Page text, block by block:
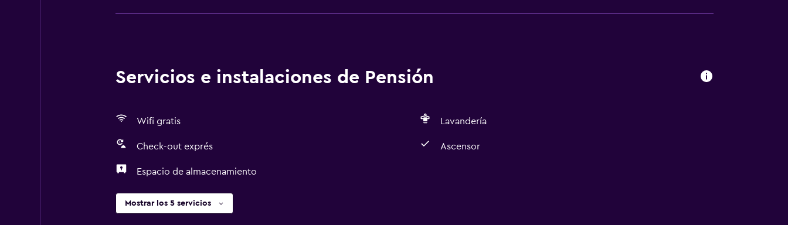
Servicios e instalaciones de Pensión
Wifi gratis Lavandería
Check-out exprés Ascensor
Espacio de almacenamiento
Mostrar los 5 servicios